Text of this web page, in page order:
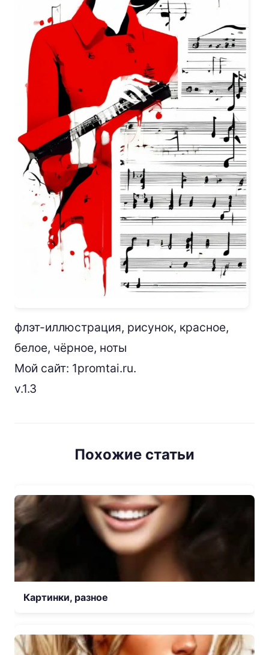
флэт-иллюстрация, рисунок, красное,
белое, чёрное, ноты
Мой сайт: 1promtai.ru.
v.1.3
Похожие статьи
Картинки, разное